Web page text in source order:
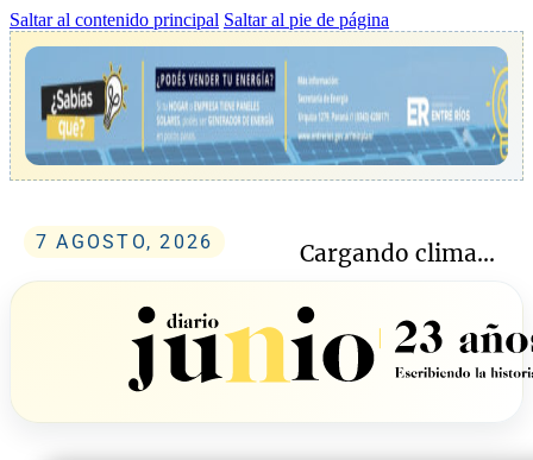
Saltar al contenido principal Saltar al pie de página
7 AGOSTO, 2026 Cargando clima...